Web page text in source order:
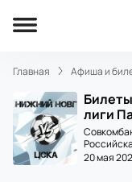
Главная Афиша и
лиги
20 мая